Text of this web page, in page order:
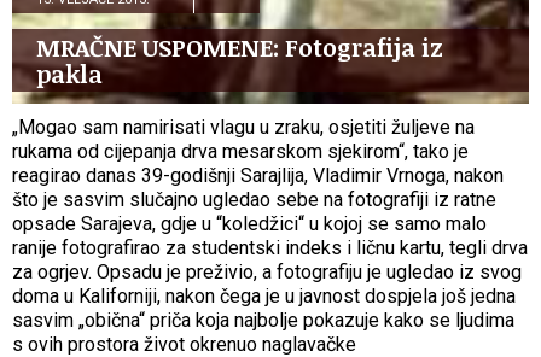
MRAČNE USPOMENE: Fotografija iz
pakla
„Mogao sam namirisati vlagu u zraku, osjetiti žuljeve na
rukama od cijepanja drva mesarskom sjekirom“, tako je
reagirao danas 39-godišnji Sarajlija, Vladimir Vrnoga, nakon
što je sasvim slučajno ugledao sebe na fotografiji iz ratne
opsade Sarajeva, gdje u “koledžici“ u kojoj se samo malo
ranije fotografirao za studentski indeks i ličnu kartu, tegli drva
za ogrjev. Opsadu je preživio, a fotografiju je ugledao iz svog
doma u Kaliforniji, nakon čega je u javnost dospjela još jedna
sasvim „obična“ priča koja najbolje pokazuje kako se ljudima
s ovih prostora život okrenuo naglavačke